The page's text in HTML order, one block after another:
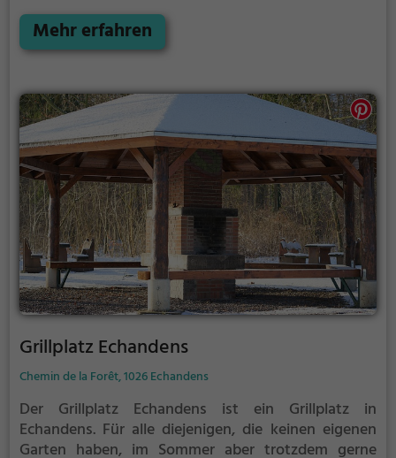
Grillplatzes: keine Nachbarn. Hier kann eine Feier
ruhig auch mal bis spät in die Nacht gehen und
den meisten Fällen unter euch und könnt
niemanden stören.
Mehr erfahren
Grillplatz Echandens
Chemin de la Forêt, 1026 Echandens
Der Grillplatz Echandens ist ein Grillplatz in
Echandens. Für alle diejenigen, die keinen eigenen
Garten haben, im Sommer aber trotzdem gerne